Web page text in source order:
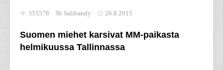
355578 Salibandy 26.8.2015
Suomen miehet karsivat MM-paikasta
helmikuussa Tallinnassa